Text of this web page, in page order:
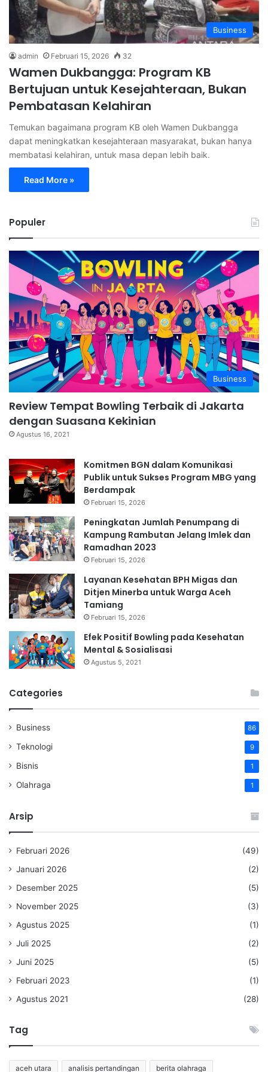
Business
admin Februari 15, 2026 32
Wamen Dukbangga: Program KB
Bertujuan untuk Kesejahteraan, Bukan
Pembatasan Kelahiran
Temukan bagaimana program KB oleh Wamen Dukbangga
dapat meningkatkan kesejahteraan masyarakat, bukan hanya
membatasi kelahiran, untuk masa depan lebih baik.
Read More »
Populer
Business
Review Tempat Bowling Terbaik di Jakarta
dengan Suasana Kekinian
Agustus 16, 2021
Komitmen BGN dalam Komunikasi
Publik untuk Sukses Program MBG yang
Berdampak
Februari 15, 2026
Peningkatan Jumlah Penumpang di
Kampung Rambutan Jelang Imlek dan
Ramadhan 2023
Februari 15, 2026
Layanan Kesehatan BPH Migas dan
Ditjen Minerba untuk Warga Aceh
Tamiang
Februari 15, 2026
Efek Positif Bowling pada Kesehatan
Mental & Sosialisasi
Agustus 5, 2021
Categories
Business 86
Teknologi 9
Bisnis 1
Olahraga 1
Arsip
Februari 2026
(49)
Januari 2026
(2)
Desember 2025
(5)
November 2025
(3)
Agustus 2025
(1)
Juli 2025
(2)
Juni 2025
(5)
Februari 2023
(1)
Agustus 2021
(28)
Tag
aceh utara analisis pertandingan berita olahraga